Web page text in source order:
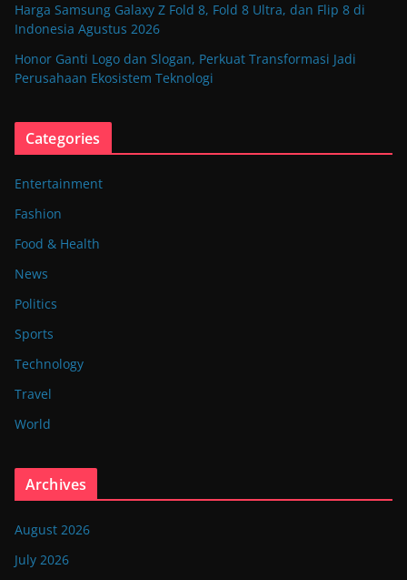
Harga Samsung Galaxy Z Fold 8, Fold 8 Ultra, dan Flip 8 di
Indonesia Agustus 2026
Honor Ganti Logo dan Slogan, Perkuat Transformasi Jadi
Perusahaan Ekosistem Teknologi
Categories
Entertainment
Fashion
Food & Health
News
Politics
Sports
Technology
Travel
World
Archives
August 2026
July 2026